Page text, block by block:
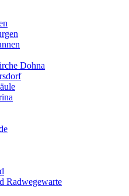
Dohna
Radwegewarte